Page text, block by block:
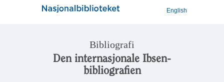
English
Bibliografi
Den internasjonale Ibsen-
bibliografien